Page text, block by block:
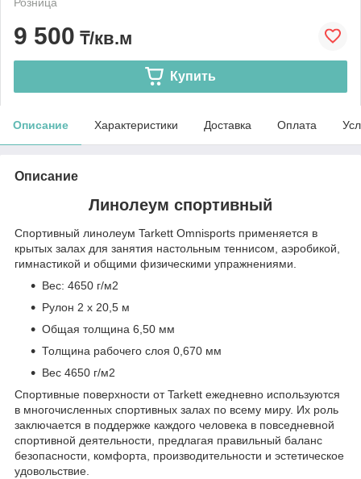
9 500 ₸/кв.м
Купить
Описание Характеристики Доставка Оплата
Описание
Линолеум спортивный
Спортивный линолеум Tarkett Omnisports применяется в
крытых залах для занятия настольным теннисом, аэробикой,
гимнастикой и общими физическими упражнениями.
Вес: 4650 г/м2
Рулон 2 x 20,5 м
Общая толщина 6,50 мм
Толщина рабочего слоя 0,670 мм
Вес 4650 г/м2
Спортивные поверхности от Tarkett ежедневно используются
в многочисленных спортивных залах по всему миру. Их роль
заключается в поддержке каждого человека в повседневной
спортивной деятельности, предлагая правильный баланс
безопасности, комфорта, производительности и эстетическое
удовольствие.